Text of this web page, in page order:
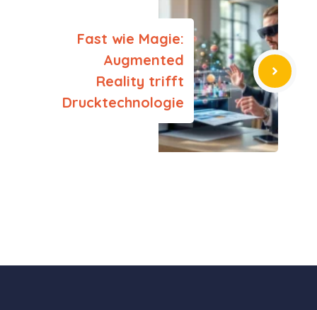
Fast wie Magie:
Augmented
Reality trifft
Drucktechnologie